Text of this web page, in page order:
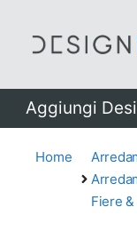
Aggiungi
Home
Fiere